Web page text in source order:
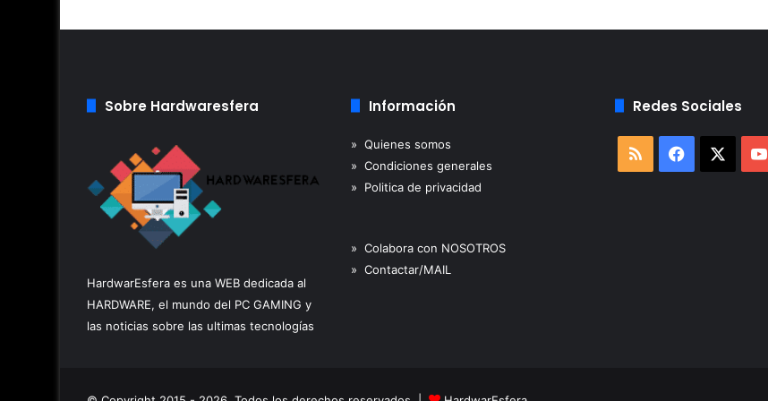
Sobre Hardwaresfera
HardwarEsfera es una WEB dedicada al
HARDWARE, el mundo del PC GAMING y
las noticias sobre las ultimas tecnologías
Información
» Quienes somos
» Condiciones generales
» Politica de privacidad
» Colabora con NOSOTROS
» Contactar/MAIL
Redes Sociales
RSS Facebook